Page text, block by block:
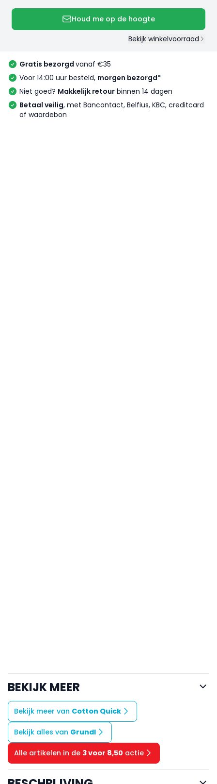
Houd me op de hoogte
Bekijk winkelvoorraad
Gratis bezorgd vanaf €35
Voor 14:00 uur besteld, morgen bezorgd*
Niet goed? Makkelijk retour binnen 14 dagen
Betaal veilig, met Bancontact, Belfius, KBC, creditcard
of waardebon
BEKIJK MEER
Bekijk meer van Cotton Quick
Bekijk alles van Grundl
Alle artikelen in de 3 voor 8,50 actie